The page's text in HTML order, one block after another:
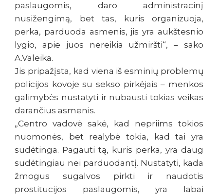
paslaugomis, daro administracinį
nusižengimą, bet tas, kuris organizuoja,
perka, parduoda asmenis, jis yra aukštesnio
lygio, apie juos nereikia užmiršti“, – sako
A.Valeika.
Jis pripažįsta, kad viena iš esminių problemų
policijos kovoje su sekso pirkėjais – menkos
galimybės nustatyti ir nubausti tokias veikas
darančius asmenis.
„Centro vadovė sakė, kad nepriims tokios
nuomonės, bet realybė tokia, kad tai yra
sudėtinga. Pagauti tą, kuris perka, yra daug
sudėtingiau nei parduodantį. Nustatyti, kada
žmogus sugalvos pirkti ir naudotis
prostitucijos paslaugomis, yra labai